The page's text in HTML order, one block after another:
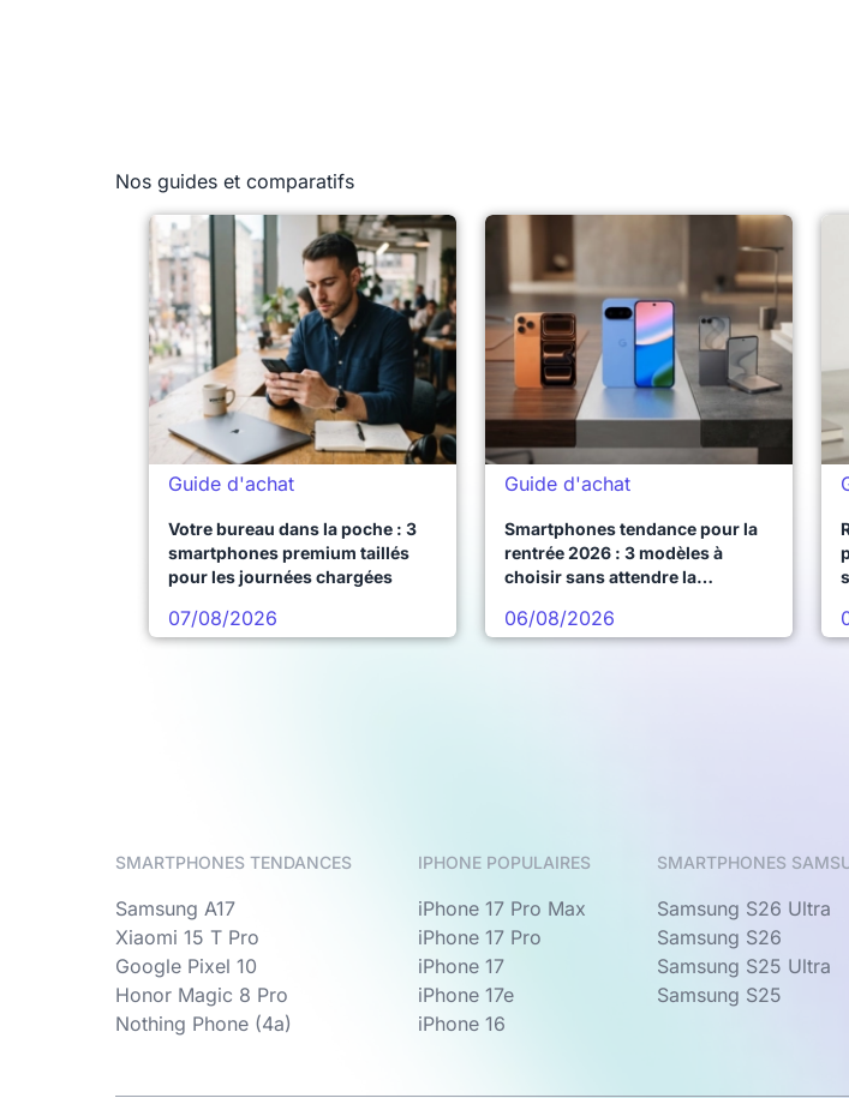
Nos guides et comparatifs
Guide d'achat
Votre bureau dans la poche : 3
smartphones premium taillés
pour les journées chargées
07/08/2026
Guide d'achat
Smartphones tendance pour la
rentrée 2026 : 3 modèles à
choisir sans attendre la
06/08/2026
SMARTPHONES TENDANCES
Samsung A17
Xiaomi 15 T Pro
Google Pixel 10
Honor Magic 8 Pro
Nothing Phone (4a)
IPHONE POPULAIRES
iPhone 17 Pro Max
iPhone 17 Pro
iPhone 17
iPhone 17e
iPhone 16
SMARTPHONES
Samsung S26 Ultra
Samsung S26
Samsung S25 Ultra
Samsung S25